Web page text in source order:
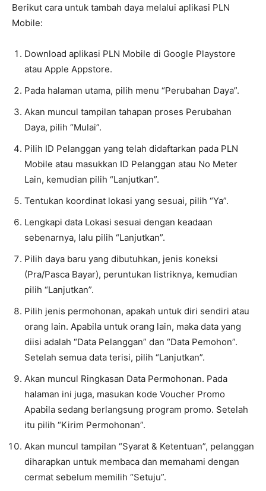
Berikut cara untuk tambah daya melalui aplikasi PLN
Mobile:
Download aplikasi PLN Mobile di Google Playstore
atau Apple Appstore.
Pada halaman utama, pilih menu “Perubahan Daya”.
Akan muncul tampilan tahapan proses Perubahan
Daya, pilih “Mulai”.
Pilih ID Pelanggan yang telah didaftarkan pada PLN
Mobile atau masukkan ID Pelanggan atau No Meter
Lain, kemudian pilih “Lanjutkan”.
Tentukan koordinat lokasi yang sesuai, pilih “Ya”.
Lengkapi data Lokasi sesuai dengan keadaan
sebenarnya, lalu pilih “Lanjutkan”.
Pilih daya baru yang dibutuhkan, jenis koneksi
(Pra/Pasca Bayar), peruntukan listriknya, kemudian
pilih “Lanjutkan”.
Pilih jenis permohonan, apakah untuk diri sendiri atau
orang lain. Apabila untuk orang lain, maka data yang
diisi adalah “Data Pelanggan” dan “Data Pemohon”.
Setelah semua data terisi, pilih “Lanjutkan”.
Akan muncul Ringkasan Data Permohonan. Pada
halaman ini juga, masukan kode Voucher Promo
Apabila sedang berlangsung program promo. Setelah
itu pilih “Kirim Permohonan”.
Akan muncul tampilan “Syarat & Ketentuan”, pelanggan
diharapkan untuk membaca dan memahami dengan
cermat sebelum memilih “Setuju”.